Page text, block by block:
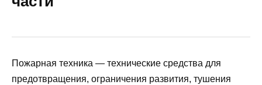
Пожарная техника — технические средства для
предотвращения, ограничения развития, тушения